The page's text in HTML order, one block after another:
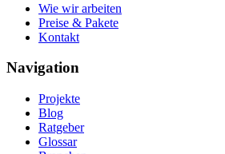
Wie wir arbeiten
Preise & Pakete
Kontakt
Navigation
Projekte
Blog
Ratgeber
Glossar